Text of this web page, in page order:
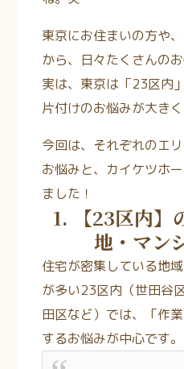
東京にお住まいの方や
から、日々たくさんの
実は、東京は「23区内
片付けのお悩みが大きく
今回は、それぞれのエ
お悩みと、カイケツホ
ました！
1. 【23区内】
地・マン
住宅が密集している地
が多い23区内（世田谷
田区など）では、「作
するお悩みが中心です。